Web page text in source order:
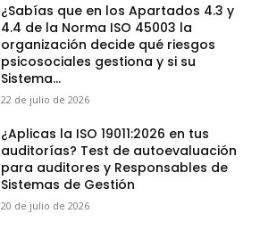
¿Sabías que en los Apartados 4.3 y
4.4 de la Norma ISO 45003 la
organización decide qué riesgos
psicosociales gestiona y si su
Sistema...
22 de julio de 2026
¿Aplicas la ISO 19011:2026 en tus
auditorías? Test de autoevaluación
para auditores y Responsables de
Sistemas de Gestión
20 de julio de 2026